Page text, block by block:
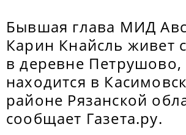
Бывшая глава МИД
Карин Кнайсль живет
в деревне Петрушово,
находится в
районе Рязанской
сообщает Газета.ру.